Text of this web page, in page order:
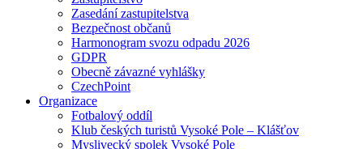
Zasedání zastupitelstva
Bezpečnost občanů
Harmonogram svozu odpadu 2026
GDPR
Obecně závazné vyhlášky
CzechPoint
Organizace
Fotbalový oddíl
Klub českých turistů Vysoké Pole – Klášťov
Myslivecký spolek Vysoké Pole